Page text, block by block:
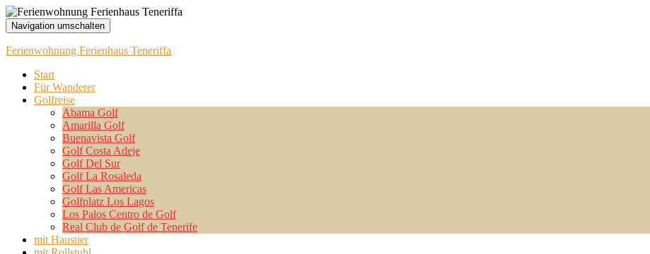
Navigation umschalten
Ferienwohnung Ferienhaus Teneriffa
Start
Für Wanderer
Golfreise
Abama Golf
Amarilla Golf
Buenavista Golf
Golf Costa Adeje
Golf Del Sur
Golf La Rosaleda
Golf Las Americas
Golfplatz Los Lagos
Los Palos Centro de Golf
Real Club de Golf de Tenerife
mit Haustier